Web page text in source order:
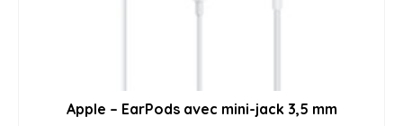
Apple – EarPods avec mini-jack 3,5 mm